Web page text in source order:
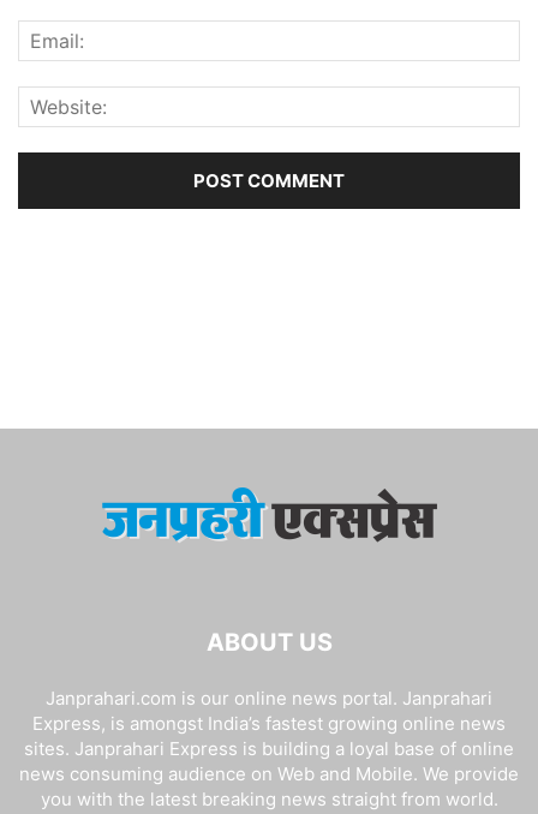
ABOUT US
Janprahari.com is our online news portal. Janprahari
Express, is amongst India’s fastest growing online news
sites. Janprahari Express is building a loyal base of online
news consuming audience on Web and Mobile. We provide
you with the latest breaking news straight from world.